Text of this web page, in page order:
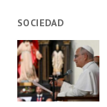
SOCIEDAD